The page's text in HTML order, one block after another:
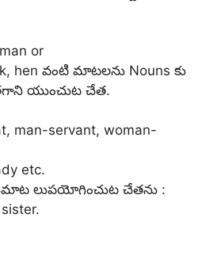
or
hen వంటి మాటలను Nouns కు
యుంచుట చేత.
man-servant, woman-
etc.
లుపయోగించుట చేతను :